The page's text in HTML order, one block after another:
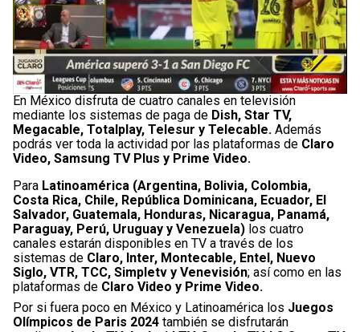
En México disfruta de cuatro canales en televisión
mediante los sistemas de paga de Dish, Star TV,
Megacable, Totalplay, Telesur y Telecable. Además
podrás ver toda la actividad por las plataformas de Claro
Video, Samsung TV Plus y Prime Video.
Para Latinoamérica (Argentina, Bolivia, Colombia,
Costa Rica, Chile, República Dominicana, Ecuador, El
Salvador, Guatemala, Honduras, Nicaragua, Panamá,
Paraguay, Perú, Uruguay y Venezuela) los cuatro
canales estarán disponibles en TV a través de los
sistemas de Claro, Inter, Montecable, Entel, Nuevo
Siglo, VTR, TCC, Simpletv y Venevisión; así como en las
plataformas de Claro Video y Prime Video.
Por si fuera poco en México y Latinoamérica los Juegos
Olímpicos de Paris 2024 también se disfrutarán